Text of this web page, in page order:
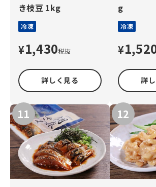
き枝豆 1kg
冷凍
¥1,430税抜
詳しく見る
g
冷凍
¥
詳